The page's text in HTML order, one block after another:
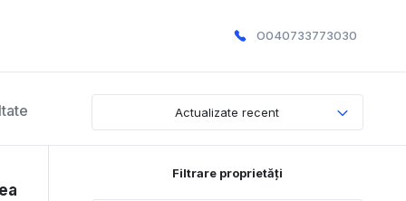
O040733773030
Actualizate recent
Filtrare proprietăți